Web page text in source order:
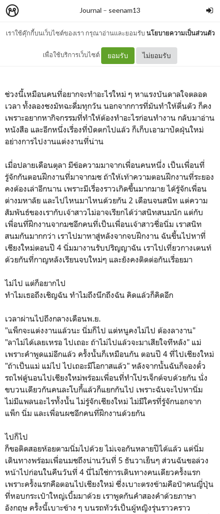
เราใช้คุ๊กกี้บนเว็บไซต์ของเรา กรุณาอ่านและยอมรับนโยบายความเป็นส่วนตัว
เพื่อใช้บริการเว็บไซต์ ยอมรับ ไม่ยอมรับ
Journal – seenam13
น่านโนแพลน
ช่วงนี้เหมือนคนที่อยากจะทำอะไรใหม่ ๆ หาแรงบันดาลใจตลอด
เวลา ทั้งลองชงมัทฉะดื่มทุกวัน นอกจากการที่มันทำให้ตื่นตัว ก็คง
เพราะอยากหากิจกรรมที่ทำให้ต้องทำอะไรก่อนทำงาน กลับมาอ่าน
หนังสือ และอีกหนึ่งเรื่องที่ปัดตกไปแล้ว ก็เก็บเอามาปัดฝุ่นใหม่
อย่างการไปงานแต่งงานที่น่าน
เมื่อปลายเดือนตุลา มีข้อความมาจากเพื่อนคนหนึ่ง เป็นเพื่อนที่
รู้จักกันตอนฝึกงานที่มาจากมช ถ้าให้เท้าความตอนฝึกงานที่ระยอง
คงต้องเล่าอีกนาน เพราะมีเรื่องราวเกิดขึ้นมากมาย ได้รู้จักเพื่อน
ต่างมหาลัย และไปไหนมาไหนด้วยกัน 2 เดือนจนสนิท แต่ความ
สัมพันธ์ของเรากับเจ้าสาวไม่อาจเรียกได้ว่าสนิทสนมนัก แต่กับ
เพื่อนที่ฝึกงานจากมชอีกคนที่เป็นเพื่อนเจ้าสาวชื่อนิ่ม เราสนิท
สนมกันมากกว่า เราไปมาหาสู่หลังจากจบฝึกงาน ฉันขึ้นไปหาที่
เชียงใหม่ตอนปี 4 นิ่มมางานรับปริญญาฉัน เราไปเที่ยวกางเตนท์
ด้วยกันที่กาญหลังเรียนจบใหม่ๆ และยังคงติดต่อกันเรื่อยมา
ไม่ไป แต่ก็อยากไป
ทำไมเธอถึงเชิญฉัน ทำไมถึงนึกถึงฉัน คิดแล้วก็คิดอีก
เวลาผ่านไปถึงกลางเดือนพ.ย.
"แพ็กจะแต่งงานแล้วนะ นิ่มก็ไป แต่หนูคงไม่ไป ต้องลางาน"
"ลาไม่ได้เลยเหรอ ไปเถอะ ถ้าไม่ไปแล้วจะมาเสียใจทีหลัง" แม่
เพราะคำพูดแม่อีกแล้ว ครั้งนั้นก็เหมือนกัน ตอนปี 4 ที่ไปเชียงใหม่
"ถ้าเป็นแม่ แม่ไป ไปเถอะมีโอกาสแล้ว" หลังจากนั้นฉันก็จองตั๋ว
รถไฟตู้นอนไปเชียงใหม่พร้อมเพื่อนที่ทำโปรเจ็กต์จบด้วยกัน นั่ง
ขบวนเดียวกันคนละโบกี้แล้วก็แยกกันไป เพราะฉันจะไปหานิ่ม
ไม่มีแพลนอะไรทั้งนั้น ไม่รู้จักเชียงใหม่ ไม่มีใครที่รู้จักนอกจาก
แพ็ก นิ่ม และเพื่อนผชอีกคนที่ฝึกงานด้วยกัน
ไปก็ไป
ก็ขอติดสอยห้อยตามนิ่มไปด้วย ไม่เจอกันหลายปีได้แล้ว แต่นิ่ม
เดินทางพร้อมเพื่อนมชถึงน่านวันที่ 5 ธันวาเย็นๆ ส่วนฉันขอล่วง
หน้าไปก่อนในคืนวันที่ 4 นี่ไม่ใช่การเดินทางคนเดียวครั้งแรก
เพราะครั้งแรกคือตอนไปเชียงใหม่ ซึ่งเบาะตรงข้ามคือป้าคนญี่ปุ่น
ที่หอบกระเป๋าใหญ่เบิ้มมาด้วย เราพูดกันคำสองคำด้วยภาษา
อังกฤษ ครั้งนี้เบาะข้าง ๆ บนรถทัวร์เป็นผู้หญิงรุ่นราวคราว